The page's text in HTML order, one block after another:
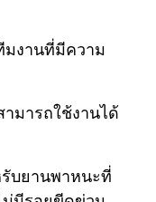
งานที่มีความ
มารถใช้งานได้
บยานพาหนะที่